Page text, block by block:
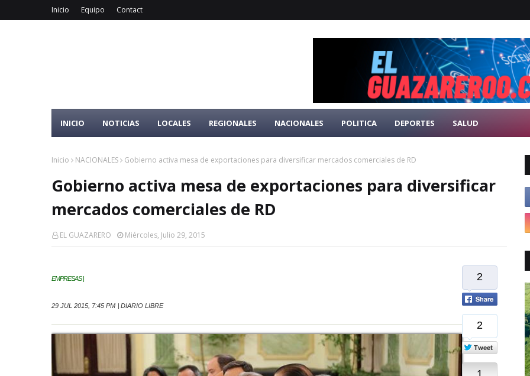
Inicio Equipo Contact
INICIO NOTICIAS LOCALES REGIONALES NACIONALES POLITICA DEPORTES SALUD
Inicio NACIONALES Gobierno activa mesa de exportaciones para diversificar mercados comerciales de RD
Gobierno activa mesa de exportaciones para diversificar
mercados comerciales de RD
EL GUAZARERO Miércoles, Julio 29, 2015
EMPRESAS |
29 JUL 2015, 7:45 PM | DIARIO LIBRE
2
2
1